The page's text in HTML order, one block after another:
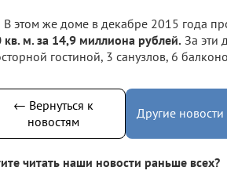
В этом же доме в декабре 2015 года
кв. м. за 14,9 миллиона рублей. За эти
гостиной, 3 санузлов, 6
← Вернуться к
новостям
Другие новости
читать наши новости раньше всех?